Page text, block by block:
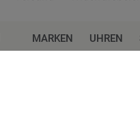
MARKEN UHREN